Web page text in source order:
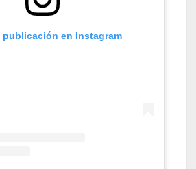
publicación en Instagram